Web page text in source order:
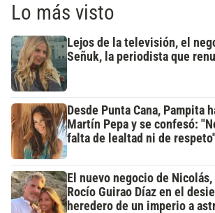
Lo más visto
Lejos de la televisión, el
Señuk, la periodista que
Desde Punta Cana, Pampita
Martín Pepa y se confesó:
falta de lealtad ni de
El nuevo negocio de
Rocío Guirao Díaz en el
heredero de un imperio a